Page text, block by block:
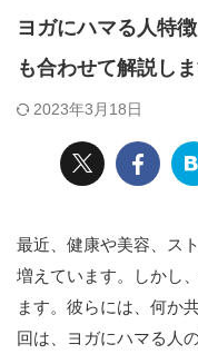
ヨガにハマる人特
も合わせて解説しま
2023年3月18日
最近、健康や美容、ス
増えています。しかし
ます。彼らには、何か
回は、ヨガにハマる人